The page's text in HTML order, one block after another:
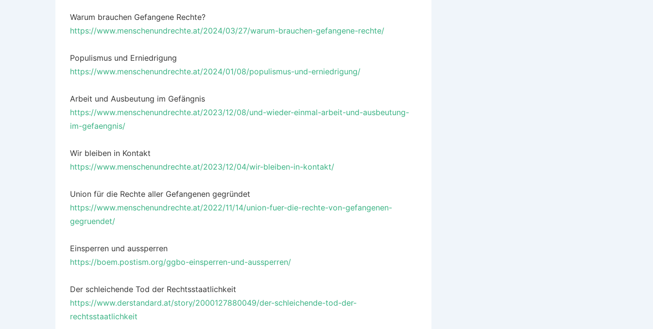
Warum brauchen Gefangene Rechte?
https://www.menschenundrechte.at/2024/03/27/warum-brauchen-gefangene-rechte/
Populismus und Erniedrigung
https://www.menschenundrechte.at/2024/01/08/populismus-und-erniedrigung/
Arbeit und Ausbeutung im Gefängnis
https://www.menschenundrechte.at/2023/12/08/und-wieder-einmal-arbeit-und-ausbeutung-
im-gefaengnis/
Wir bleiben in Kontakt
https://www.menschenundrechte.at/2023/12/04/wir-bleiben-in-kontakt/
Union für die Rechte aller Gefangenen gegründet
https://www.menschenundrechte.at/2022/11/14/union-fuer-die-rechte-von-gefangenen-
gegruendet/
Einsperren und aussperren
https://boem.postism.org/ggbo-einsperren-und-aussperren/
Der schleichende Tod der Rechtsstaatlichkeit
https://www.derstandard.at/story/2000127880049/der-schleichende-tod-der-
rechtsstaatlichkeit